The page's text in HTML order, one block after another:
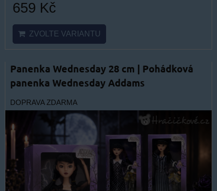
659 Kč
ZVOLTE VARIANTU
Panenka Wednesday 28 cm | Pohádková
panenka Wednesday Addams
DOPRAVA ZDARMA